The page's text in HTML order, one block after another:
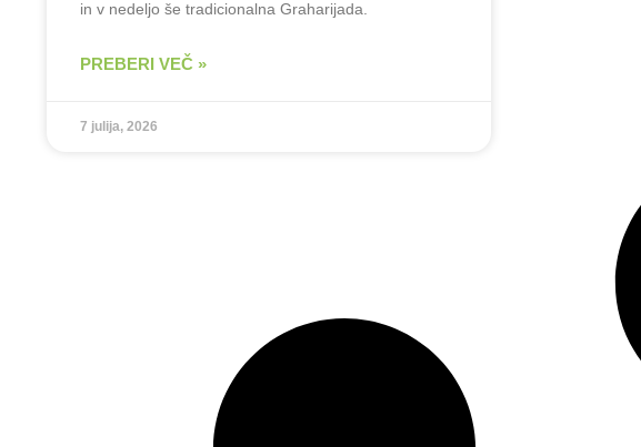
in v nedeljo še tradicionalna Graharijada.
PREBERI VEČ »
7 julija, 2026